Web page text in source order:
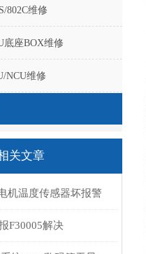
802C维修
底座BOX维修
NCU维修
关文章
机温度传感器坏报警
F30005解决